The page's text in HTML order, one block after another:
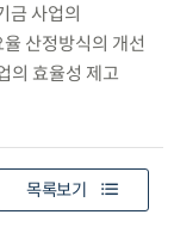
금 사업의
산정방식의 개선
의 효율성 제고
목록보기